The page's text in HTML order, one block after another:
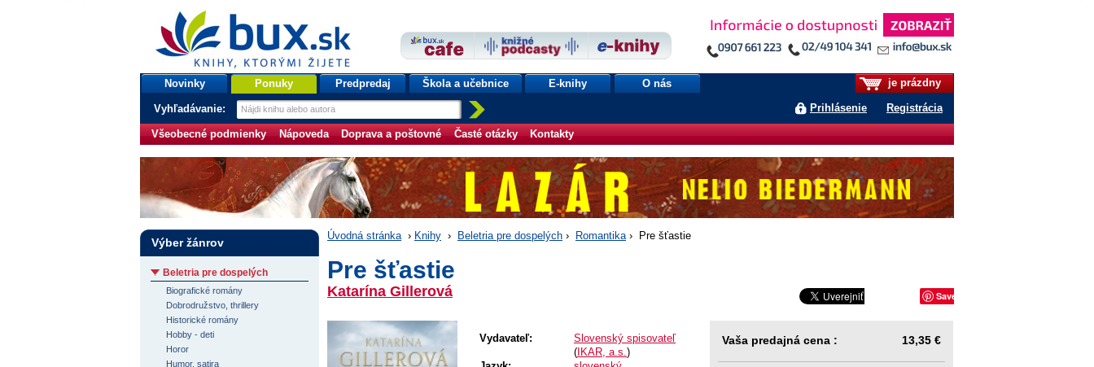
bux.sk
knihy, ktorými žijete
Úvodná stránka
je prázdny
Prihlásenie Registrácia
Novinky Ponuky Predpredaj Škola a učebnice E-knihy O nás
Vyhľadávanie:
Všeobecné podmienky Nápoveda Doprava a poštovné Časté otázky Kontakty
Úvodná stránka › Knihy › Beletria pre dospelých › Romantika› Pre šťastie
Pre šťastie
Katarína Gillerová Save
Vydavateľ:
Slovenský spisovateľ
( IKAR, a.s.)
Vaša predajná cena : 13,35 €
Výber žánrov
Beletria pre dospelých
Biografické romány
Dobrodružstvo, thrillery
Historické romány
Hobby - deti
Horor
Humor, satira